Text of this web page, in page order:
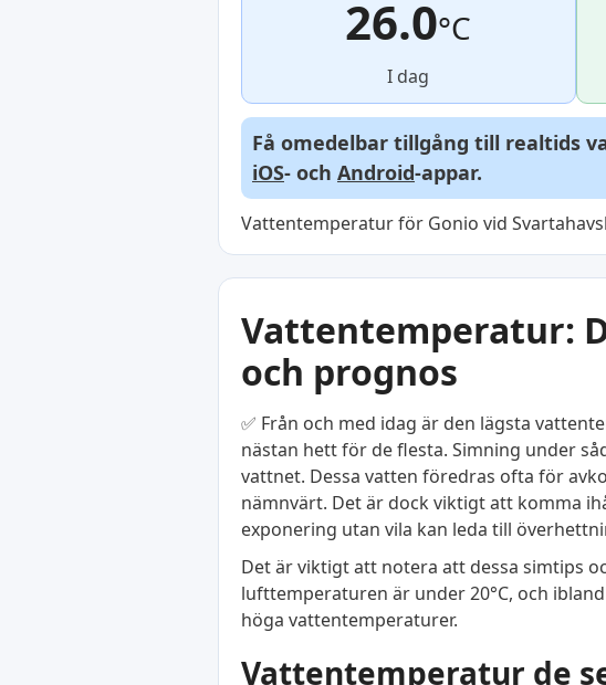
26.0°C
I dag
Få omedelbar tillgång till realtids
iOS- och Android-appar.
Vattentemperatur för Gonio vid
Vattentemperatur:
och prognos
✅ Från och med idag är den lägsta
nästan hett för de flesta. Simning under
vattnet. Dessa vatten föredras ofta för
nämnvärt. Det är dock viktigt att komma
exponering utan vila kan leda till
Det är viktigt att notera att dessa simtips
lufttemperaturen är under 20°C, och
höga vattentemperaturer.
Vattentemperatur de